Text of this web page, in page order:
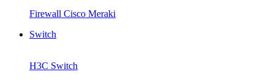
Firewall Cisco Meraki
Switch
H3C Switch